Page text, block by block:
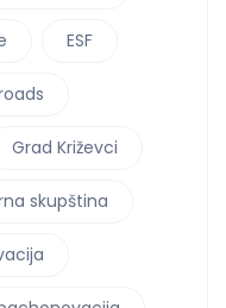
ESF
Grad Križevci
skupština